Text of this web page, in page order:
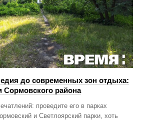
до современных зон отдыха:
Сормовского района
проведите его в парках
и Светлоярский парки, хоть